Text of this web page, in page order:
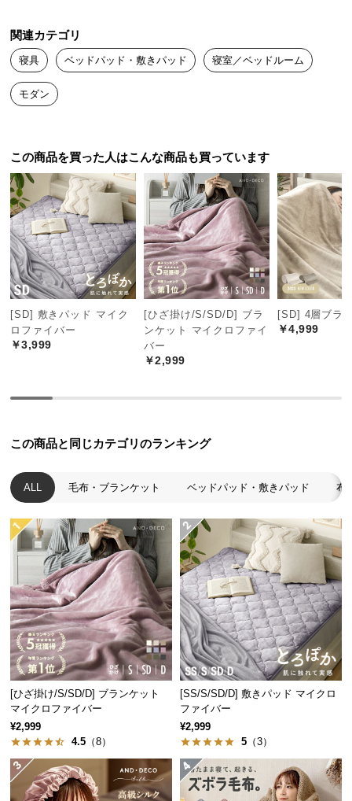
商
品
配
つ
て
小
型
商
品
の
配
送
に
開
ー
ビ
に
つ
い
て
搬
入
経
路
い
関連カテゴリ
寝具 ベッドパッド・敷きパッド 寝室／ベッドルーム
モダン
この商品を買った人はこんな商品も買っています
[SD] 敷きパッド マイク
ロファイバー
￥3,999
[ひざ掛け/S/SD/D] ブラ
ンケット マイクロファイ
バー
￥2,999
[SD] 4層ブラ
￥4,999
この商品と同じカテゴリのランキング
ALL 毛布・ブランケット ベッドパッド・敷きパッド 布
[ひざ掛け/S/SD/D] ブランケット
マイクロファイバー
¥2,999
4.5 （8）
[SS/S/SD/D] 敷きパッド マイクロ
ファイバー
¥2,999
5 （3）